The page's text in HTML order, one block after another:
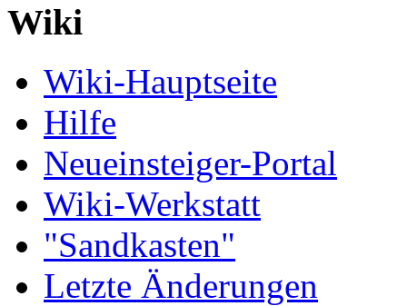
Wiki
Wiki-Hauptseite
Hilfe
Neueinsteiger-Portal
Wiki-Werkstatt
"Sandkasten"
Letzte Änderungen